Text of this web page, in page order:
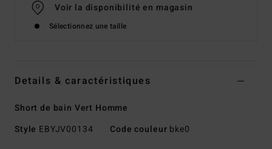
Voir la disponibilité en magasin
Sélectionnez une taille
Details & caractéristiques
Short de bain Vert Homme
Style EBYJV00134 Code couleur bke0